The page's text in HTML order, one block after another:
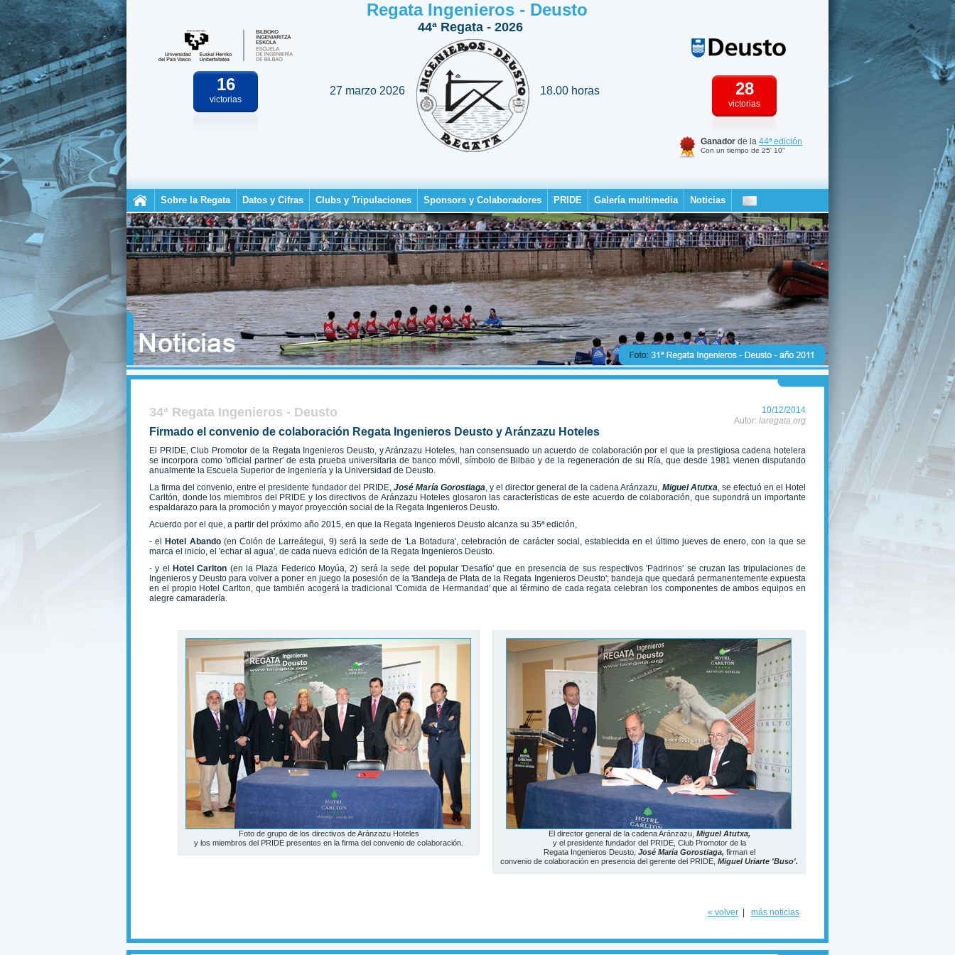
16
victorias
Regata Ingenieros - Deusto
44ª Regata - 2026
27 marzo 2026 18.00 horas 28
victorias
Ganador de la 44ª edición
Con un tiempo de 25' 10''
Sobre la Regata Datos y Cifras Clubs y Tripulaciones Sponsors y Colaboradores PRIDE Galería multimedia Noticias
34ª Regata Ingenieros - Deusto
10/12/2014
Autor: laregata.org
Firmado el convenio de colaboración Regata Ingenieros Deusto y Aránzazu Hoteles
El PRIDE, Club Promotor de la Regata Ingenieros Deusto, y Aránzazu Hoteles, han consensuado un acuerdo de colaboración por el que la prestigiosa cadena hotelera
se incorpora como 'official partner' de esta prueba universitaria de banco móvil, símbolo de Bilbao y de la regeneración de su Ría, que desde 1981 vienen disputando
anualmente la Escuela Superior de Ingeniería y la Universidad de Deusto.
La firma del convenio, entre el presidente fundador del PRIDE, José María Gorostiaga, y el director general de la cadena Aránzazu, Miguel Atutxa, se efectuó en el Hotel
Carltón, donde los miembros del PRIDE y los directivos de Aránzazu Hoteles glosaron las características de este acuerdo de colaboración, que supondrá un importante
espaldarazo para la promoción y mayor proyección social de la Regata Ingenieros Deusto.
Acuerdo por el que, a partir del próximo año 2015, en que la Regata Ingenieros Deusto alcanza su 35ª edición,
- el
Hotel Abando (en Colón de Larreátegui, 9) será la sede de 'La Botadura', celebración de carácter social, establecida en el último jueves de enero, con la que se
marca el inicio, el 'echar al agua', de cada nueva edición de la Regata Ingenieros Deusto.
- y el
Hotel Carlton (en la Plaza Federico Moyúa, 2) será la sede del popular 'Desafío' que en presencia de sus respectivos 'Padrinos' se cruzan las tripulaciones de
Ingenieros y Deusto para volver a poner en juego la posesión de la 'Bandeja de Plata de la Regata Ingenieros Deusto'; bandeja que quedará permanentemente expuesta
en el propio Hotel Carlton, que también acogerá la tradicional 'Comida de Hermandad' que al término de cada regata celebran los componentes de ambos equipos en
alegre camaradería.
El director general de la cadena Aránzazu, Miguel Atutxa,
y el presidente fundador del PRIDE, Club Promotor de la
Regata Ingenieros Deusto, José María Gorostiaga, firman el
convenio de colaboración en presencia del gerente del PRIDE, Miguel Uriarte 'Buso'.
Foto de grupo de los directivos de Aránzazu Hoteles
y los miembros del PRIDE presentes en la firma del convenio de colaboración.
« volver| más noticias